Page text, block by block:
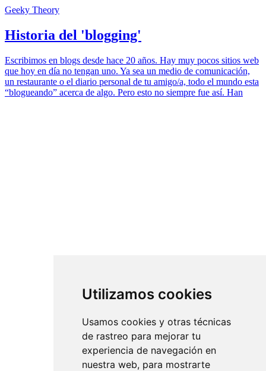
Utilizamos cookies
Usamos cookies y otras técnicas
de rastreo para mejorar tu
experiencia de navegación en
nuestra web, para mostrarte
Geeky Theory
Historia del 'blogging'
Escribimos en blogs desde hace 20 años. Hay muy pocos sitios web
que hoy en día no tengan uno. Ya sea un medio de comunicación,
un restaurante o el diario personal de tu amigo/a, todo el mundo esta
“blogueando” acerca de algo. Pero esto no siempre fue así. Han